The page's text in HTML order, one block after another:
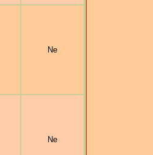
Ne
Ne